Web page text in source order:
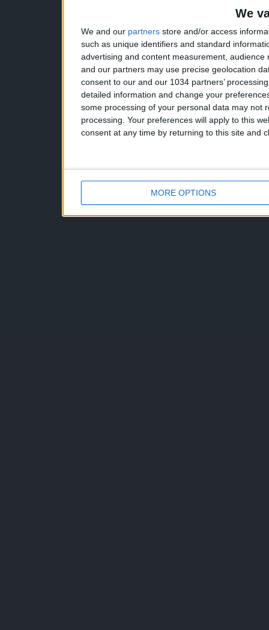
We
We and our partners store and/or access
such as unique identifiers and standard
advertising and content measurement,
and our partners may use precise geolocation
consent to our and our 1034 partners’
detailed information and change your
some processing of your personal data may not
processing. Your preferences will apply to this
consent at any time by returning to this site and
MORE OPTIONS